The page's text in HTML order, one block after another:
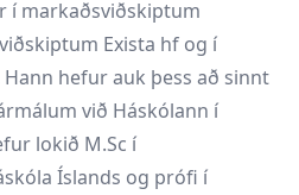
í markaðsviðskiptum
Exista hf og í
hefur auk þess að sinnt
við Háskólann í
lokið M.Sc í
Íslands og prófi í